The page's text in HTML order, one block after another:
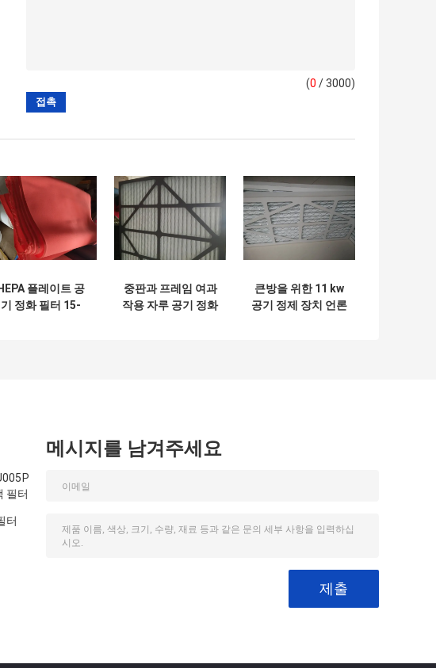
(0 / 3000)
HEPA 플레이트 공
기 정화 필터 15-
중판과 프레임 여과
작용 자루 공기 정화
큰방을 위한 11 kw
공기 정제 장치 언론
필터
터
메시지를 남겨주세요